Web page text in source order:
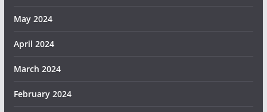
May 2024
April 2024
March 2024
February 2024